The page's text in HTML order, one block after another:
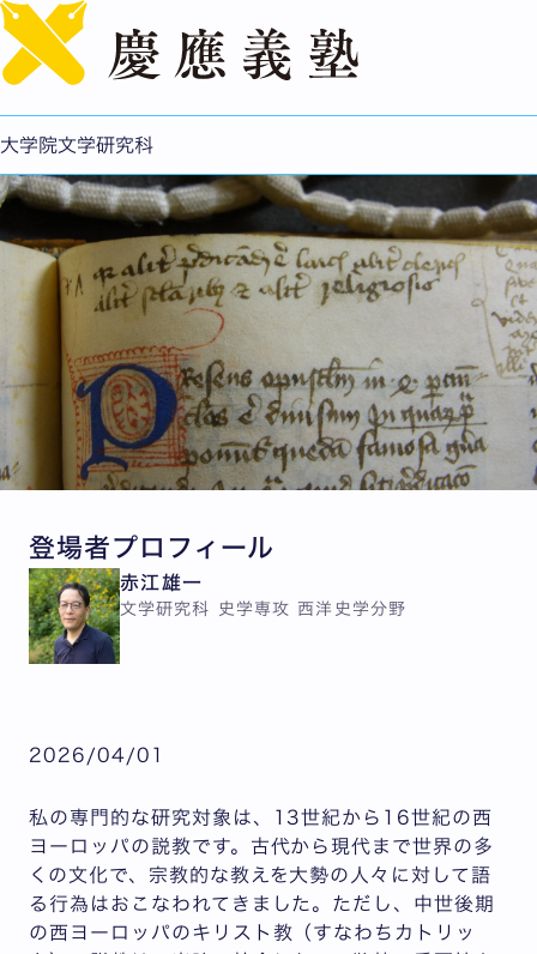
大学院文学研究科
声と写本の〈マス・メディア〉—西洋中世の説教研究—
登場者プロフィール
赤江雄一
文学研究科 史学専攻 西洋史学分野
2026/04/01
私の専門的な研究対象は、13世紀から16世紀の西
ヨーロッパの説教です。古代から現代まで世界の多
くの文化で、宗教的な教えを大勢の人々に対して語
る行為はおこなわれてきました。ただし、中世後期
の西ヨーロッパのキリスト教（すなわちカトリッ